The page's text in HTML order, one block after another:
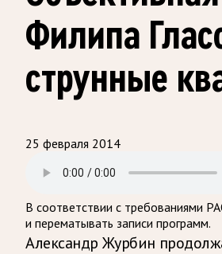
Филипа
струнные
25 февраля 2014
В соответствии с требованиями
и перематывать записи программ.
Александр Журбин